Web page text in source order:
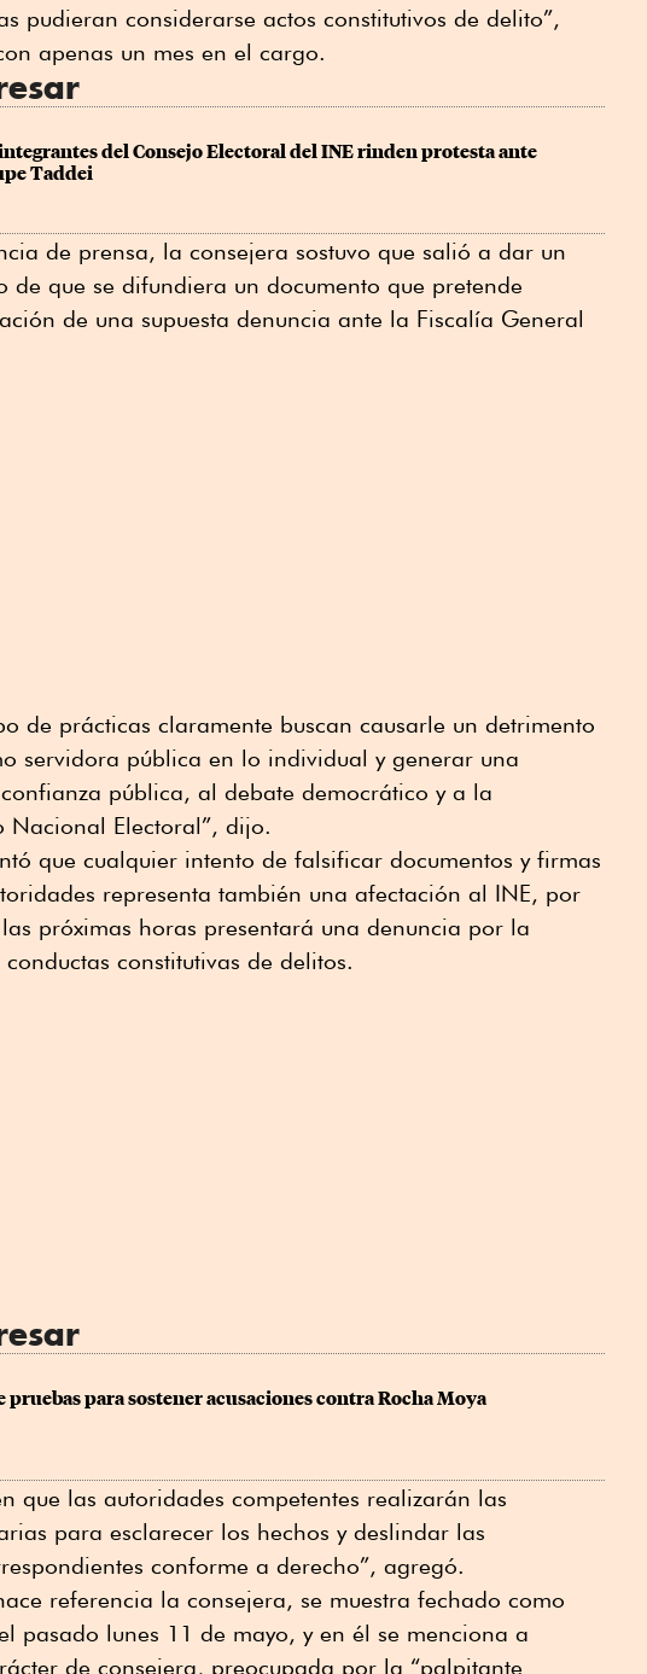
pudieran considerarse actos constitutivos de delito”,
apenas un mes en el cargo.
del Consejo Electoral del INE rinden protesta ante
Taddei
de prensa, la consejera sostuvo que salió a dar un
de que se difundiera un documento que pretende
de una supuesta denuncia ante la Fiscalía General
de prácticas claramente buscan causarle un detrimento
servidora pública en lo individual y generar una
pública, al debate democrático y a la
Nacional Electoral”, dijo.
que cualquier intento de falsificar documentos y firmas
representa también una afectación al INE, por
próximas horas presentará una denuncia por la
constitutivas de delitos.
pruebas para sostener acusaciones contra Rocha Moya
que las autoridades competentes realizarán las
para esclarecer los hechos y deslindar las
conforme a derecho”, agregó.
referencia la consejera, se muestra fechado como
pasado lunes 11 de mayo, y en él se menciona a
de consejera, preocupada por la “palpitante